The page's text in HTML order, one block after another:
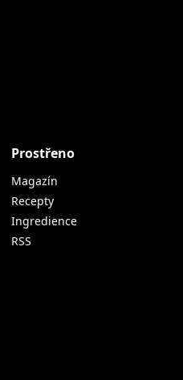
Prostřeno
Magazín
Recepty
Ingredience
RSS